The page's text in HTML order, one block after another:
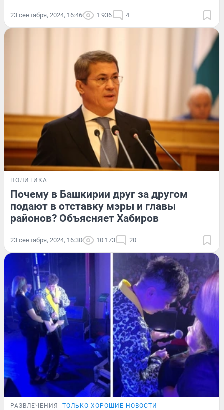
23 сентября, 2024, 16:46 1 936 4
ПОЛИТИКА
Почему в Башкирии друг за другом
подают в отставку мэры и главы
районов? Объясняет Хабиров
23 сентября, 2024, 16:30 10 173 20
РАЗВЛЕЧЕНИЯ ТОЛЬКО ХОРОШИЕ НОВОСТИ